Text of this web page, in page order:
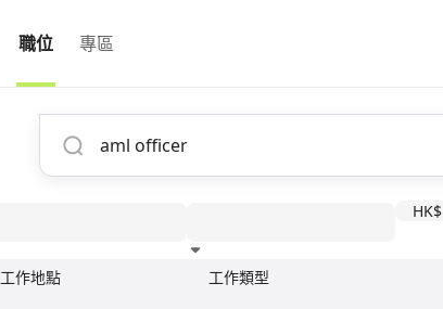
職位 專區
工作地點 工作類型
HK$